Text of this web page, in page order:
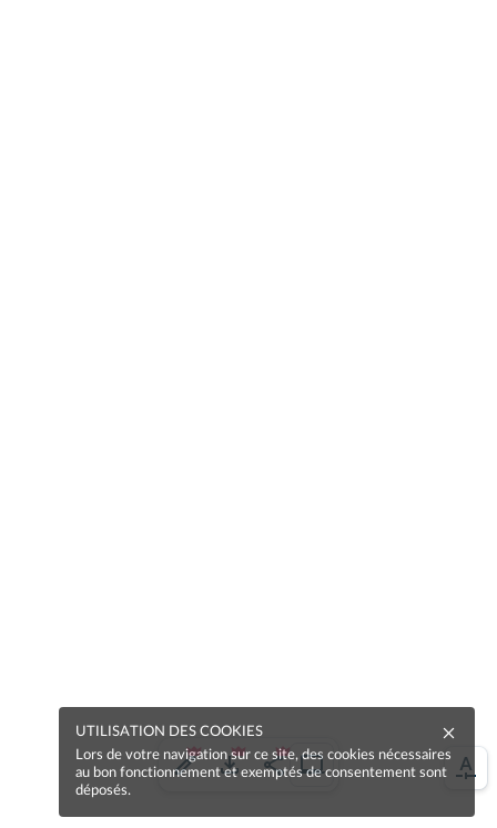
UTILISATION DES COOKIES
Lors de votre navigation sur ce site, des cookies nécessaires
au bon fonctionnement et exemptés de consentement sont
déposés.